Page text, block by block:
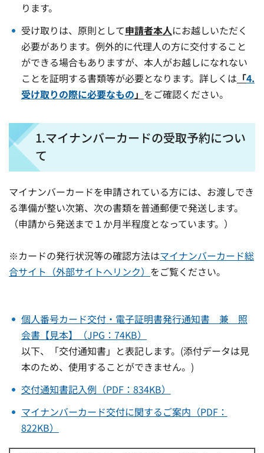
ります。
受け取りは、原則として申請者本人にお越しいただく
必要があります。例外的に代理人の方に交付すること
ができる場合もありますが、本人がお越しになれない
ことを証明する書類等が必要となります。詳しくは 「4.
受け取りの際に必要なもの」 をご確認ください。
1.マイナンバーカードの受取予約につい
て
マイナンバーカードを申請されている方には、お渡しでき
る準備が整い次第、次の書類を普通郵便で発送します。
（申請から発送まで１か月半程度となっています。）
※カードの発行状況等の確認方法はマイナンバーカード総
合サイト（外部サイトへリンク） をご覧ください。
個人番号カード交付・電子証明書発行通知書 兼 照
会書【見本】（JPG：74KB）
以下、「交付通知書」と表記します。(添付データは見
本のため、使用することができません。)
交付通知書記入例（PDF：834KB）
マイナンバーカード交付に関するご案内（PDF：
822KB）